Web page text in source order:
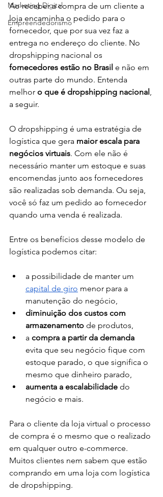
Marketing Digital
Empreendedorismo
Ao receber a compra de um cliente a
loja encaminha o pedido para o
fornecedor, que por sua vez faz a
entrega no endereço do cliente. No
dropshipping nacional os
fornecedores estão no Brasil e não em
outras parte do mundo. Entenda
melhor o que é dropshipping nacional,
a seguir.
O dropshipping é uma estratégia de
logística que gera maior escala para
negócios virtuais. Com ele não é
necessário manter um estoque e suas
encomendas junto aos fornecedores
são realizadas sob demanda. Ou seja,
você só faz um pedido ao fornecedor
quando uma venda é realizada.
Entre os benefícios desse modelo de
logística podemos citar:
a possibilidade de manter um
capital de giro menor para a
manutenção do negócio,
diminuição dos custos com
armazenamento de produtos,
a compra a partir da demanda
evita que seu negócio fique com
estoque parado, o que significa o
mesmo que dinheiro parado,
aumenta a escalabilidade do
negócio e mais.
Para o cliente da loja virtual o processo
de compra é o mesmo que o realizado
em qualquer outro e-commerce.
Muitos clientes nem sabem que estão
comprando em uma loja com logística
de dropshipping.